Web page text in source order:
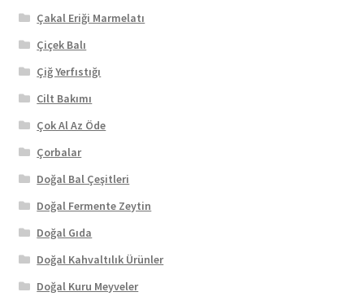
Çakal Eriği Marmelatı
Çiçek Balı
Çiğ Yerfıstığı
Cilt Bakımı
Çok Al Az Öde
Çorbalar
Doğal Bal Çeşitleri
Doğal Fermente Zeytin
Doğal Gıda
Doğal Kahvaltılık Ürünler
Doğal Kuru Meyveler